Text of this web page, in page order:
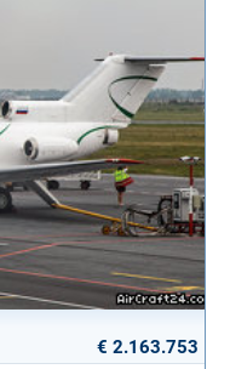
€ 2.163.753